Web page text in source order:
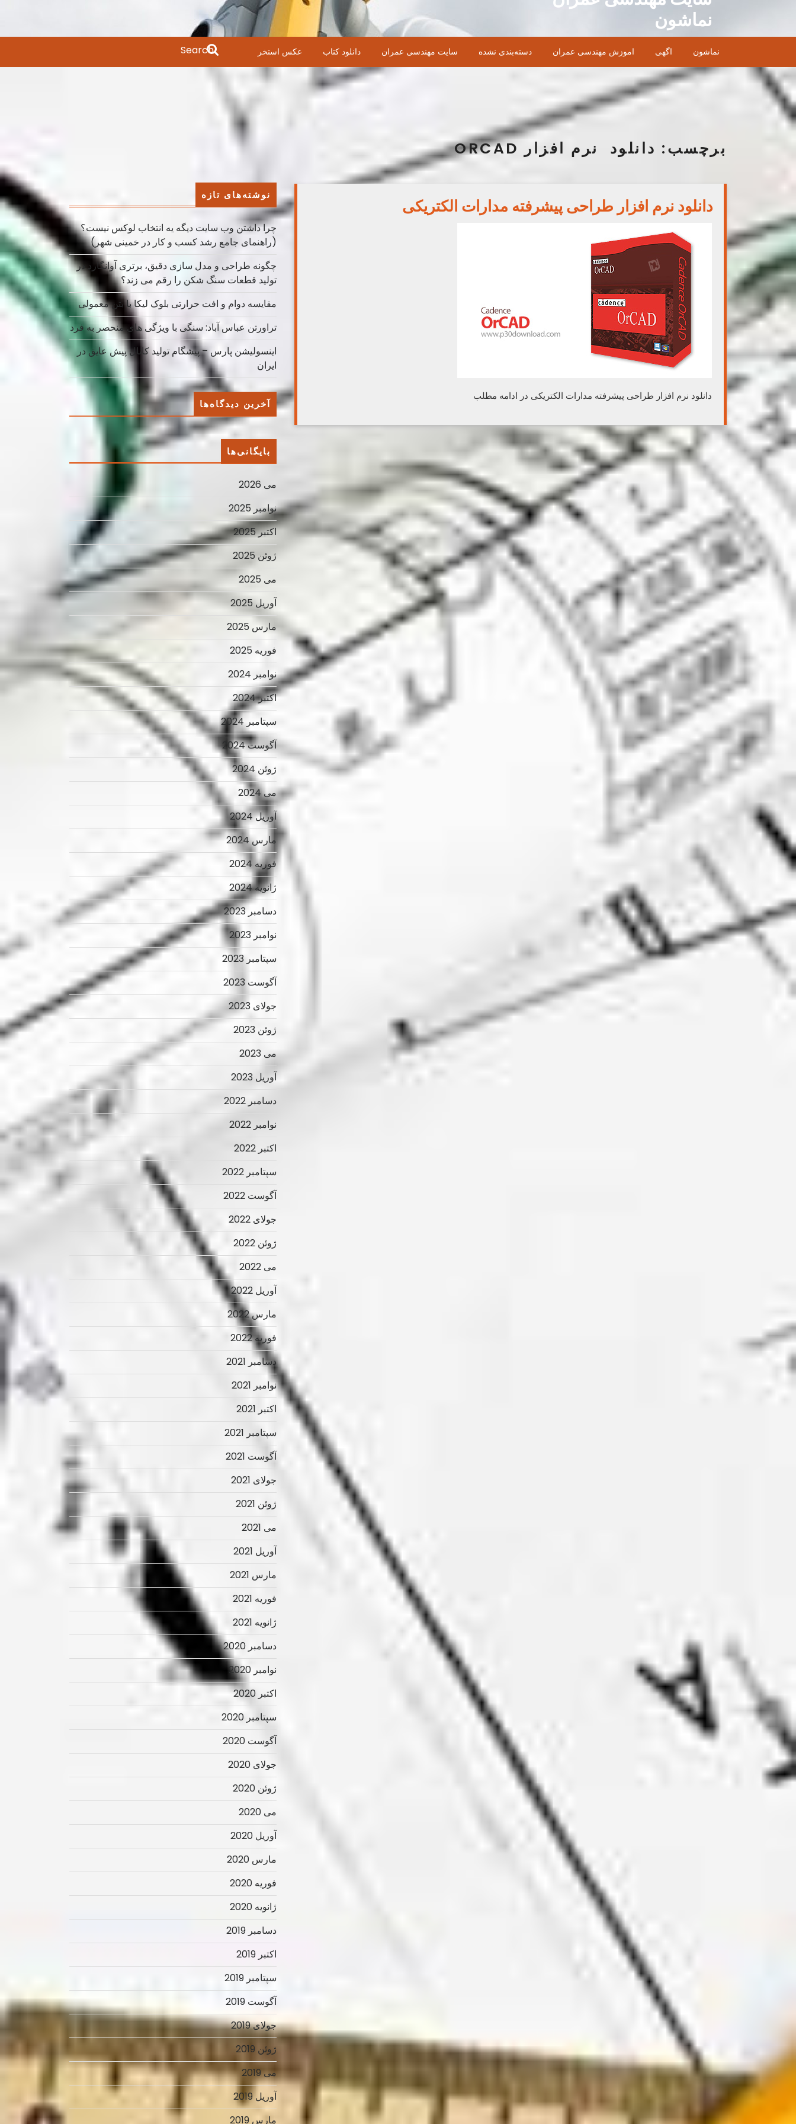
content
نماشون
نماشون اگهی اموزش مهندسی عمران دسته‌بندی نشده سایت مهندسی عمران دانلود کتاب عکس استخر
Search
for:
برچسب: دانلود نرم افزار ORCAD
دانلود نرم افزار طراحی پیشرفته مدارات الکتریکی
دانلود نرم افزار طراحی پیشرفته مدارات الکتریکی در ادامه مطلب
نوشته‌های تازه
چرا داشتن وب سایت دیگه یه انتخاب لوکس نیست؟
(راهنمای جامع رشد کسب ‌و کار در خمینی ‌شهر)
چگونه طراحی و مدل سازی دقیق، برتری آوانگارد در
تولید قطعات سنگ شکن را رقم می زند؟
مقایسه دوام و افت حرارتی بلوک لیکا با بتن معمولی
تراورتن عباس آباد: سنگی با ویژگی های منحصر به فرد
اینسولیشن پارس – پیشگام تولید کانال پیش عایق در
ایران
آخرین دیدگاه‌ها
بایگانی‌ها
می 2026
نوامبر 2025
اکتبر 2025
ژوئن 2025
می 2025
آوریل 2025
مارس 2025
فوریه 2025
نوامبر 2024
اکتبر 2024
سپتامبر 2024
آگوست 2024
ژوئن 2024
می 2024
آوریل 2024
مارس 2024
فوریه 2024
ژانویه 2024
دسامبر 2023
نوامبر 2023
سپتامبر 2023
آگوست 2023
جولای 2023
ژوئن 2023
می 2023
آوریل 2023
دسامبر 2022
نوامبر 2022
اکتبر 2022
سپتامبر 2022
آگوست 2022
جولای 2022
ژوئن 2022
می 2022
آوریل 2022
مارس 2022
فوریه 2022
دسامبر 2021
نوامبر 2021
اکتبر 2021
سپتامبر 2021
آگوست 2021
جولای 2021
ژوئن 2021
می 2021
آوریل 2021
مارس 2021
فوریه 2021
ژانویه 2021
دسامبر 2020
نوامبر 2020
اکتبر 2020
سپتامبر 2020
آگوست 2020
جولای 2020
ژوئن 2020
می 2020
آوریل 2020
مارس 2020
فوریه 2020
ژانویه 2020
دسامبر 2019
اکتبر 2019
سپتامبر 2019
آگوست 2019
جولای 2019
ژوئن 2019
می 2019
آوریل 2019
مارس 2019